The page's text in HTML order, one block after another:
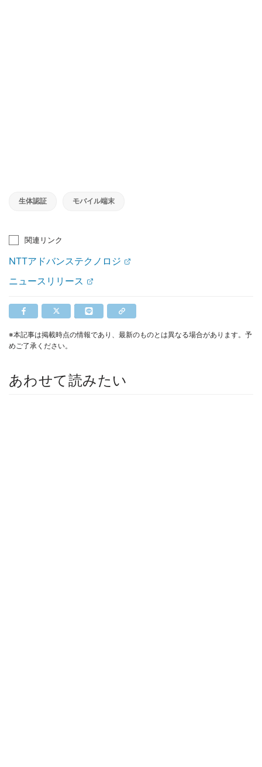
生体認証 モバイル端末
関連リンク
NTTアドバンステクノロジ
ニュースリリース
※本記事は掲載時点の情報であり、最新のものとは異なる場合があります。予
めご了承ください。
あわせて読みたい